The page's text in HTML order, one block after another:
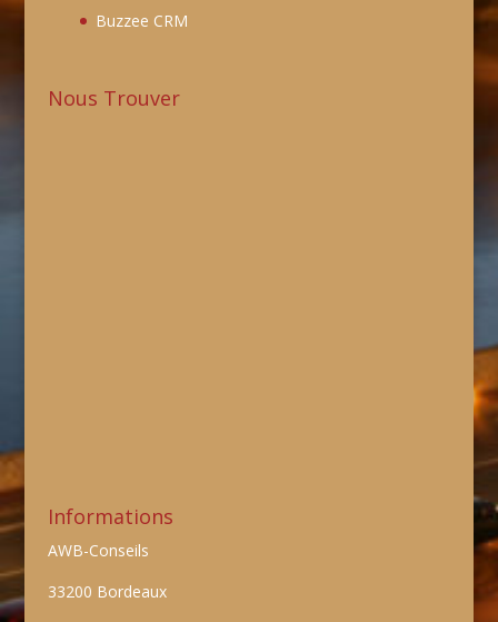
Buzzee CRM
Nous Trouver
Informations
AWB-Conseils
33200 Bordeaux